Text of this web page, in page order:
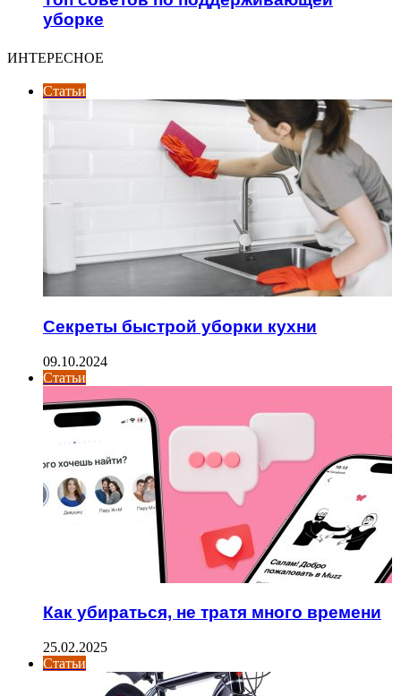
уборке
ИНТЕРЕСНОЕ
Статьи
Секреты быстрой уборки кухни
09.10.2024
Статьи
Как убираться, не тратя много времени
25.02.2025
Статьи